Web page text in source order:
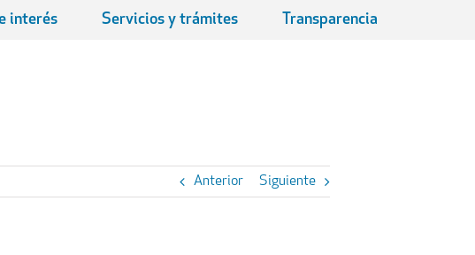
interés Servicios y trámites Transparencia
Anterior Siguiente